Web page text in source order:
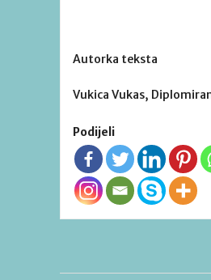
Autorka teksta
Vukica Vukas,
Podijeli